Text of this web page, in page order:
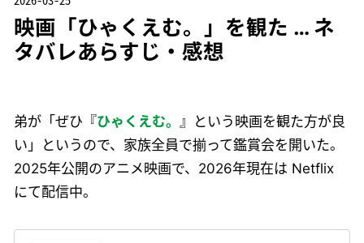
映画「ひゃくえむ。」を観た … ネ
タバレあらすじ・感想
弟が「ぜひ『ひゃくえむ。
』という映画を観た方が良
い」というので、家族全員で揃って鑑賞会を開いた。
2025年公開のアニメ映画で、2026年現在は Netflix
にて配信中。